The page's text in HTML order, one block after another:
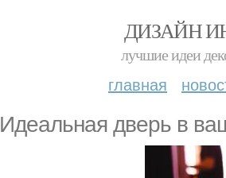
ДИЗАЙН
лучшие идеи
главная
Идеальная дверь в